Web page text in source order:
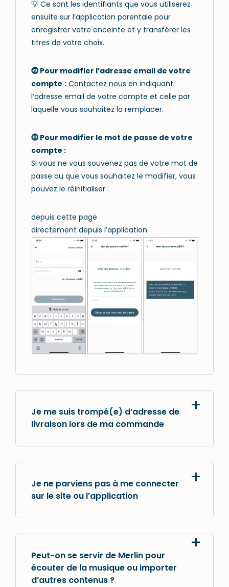
💡 Ce sont les identifiants que vous utiliserez
ensuite sur l’application parentale pour
enregistrer votre enceinte et y transférer les
titres de votre choix.
⓶Pour modifier l’adresse email de votre
compte : Contactez nous en indiquant
l’adresse email de votre compte et celle par
laquelle vous souhaitez la remplacer.
⓷Pour modifier le mot de passe de votre
compte :
Si vous ne vous souvenez pas de votre mot de
passe ou que vous souhaitez le modifier, vous
pouvez le réinitialiser :
depuis cette page
directement depuis l’application
Je me suis trompé(e) d’adresse de
livraison lors de ma commande
Je ne parviens pas à me connecter
sur le site ou l’application
Peut-on se servir de Merlin pour
écouter de la musique ou importer
d’autres contenus ?